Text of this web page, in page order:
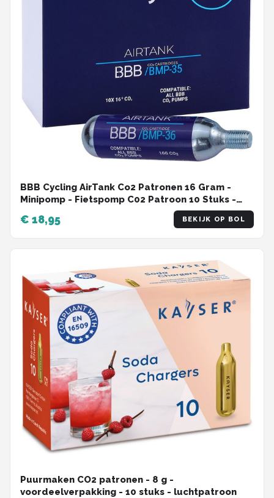
BBB Cycling AirTank Co2 Patronen 16 Gram -
Minipomp - Fietspomp C02 Patroon 10 Stuks -
Geschikt voor Minipomp - BMP-35
€ 18,95 BEKIJK OP BOL
Puurmaken CO2 patronen - 8 g -
voordeelverpakking - 10 stuks - luchtpatroon